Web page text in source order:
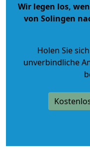
Wir legen los,
von Solingen
Holen Sie
unverbindliche